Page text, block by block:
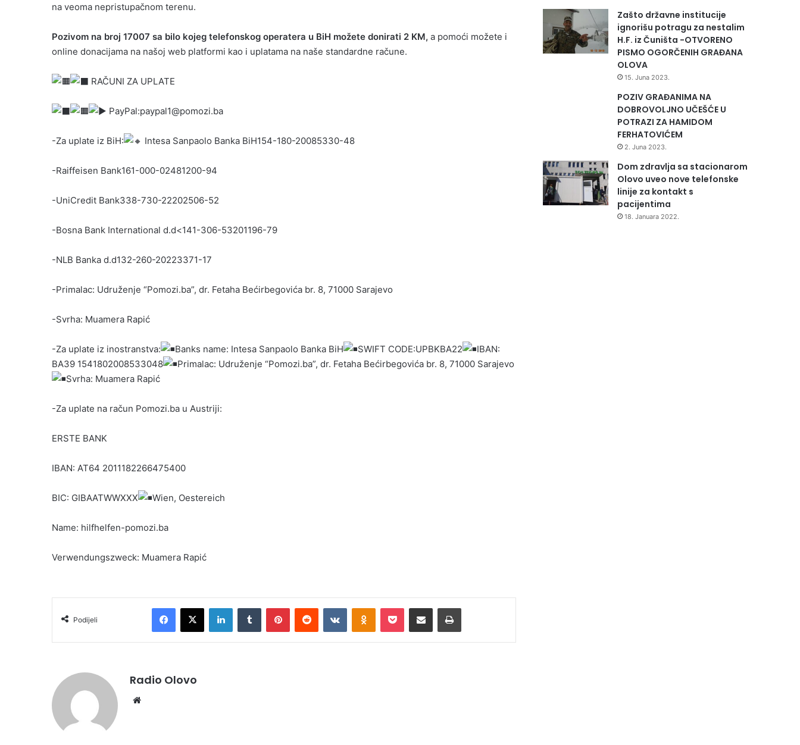
na veoma nepristupačnom terenu.
Pozivom na broj 17007 sa bilo kojeg telefonskog operatera u BiH možete donirati 2 KM, a pomoći možete i
online donacijama na našoj web platformi kao i uplatama na naše standardne račune.
RAČUNI ZA UPLATE
PayPal:paypal1@pomozi.ba
-Za uplate iz BiH: Intesa Sanpaolo Banka BiH154-180-20085330-48
-Raiffeisen Bank161-000-02481200-94
-UniCredit Bank338-730-22202506-52
-Bosna Bank International d.d<141-306-53201196-79
-NLB Banka d.d132-260-20223371-17
-Primalac: Udruženje “Pomozi.ba”, dr. Fetaha Bećirbegovića br. 8, 71000 Sarajevo
-Svrha: Muamera Rapić
-Za uplate iz inostranstva: Banks name: Intesa Sanpaolo Banka BiH SWIFT CODE:UPBKBA22
IBAN:
BA39 1541802008533048
Primalac: Udruženje “Pomozi.ba”, dr. Fetaha Bećirbegovića br. 8, 71000 Sarajevo
Svrha: Muamera Rapić
-Za uplate na račun Pomozi.ba u Austriji:
ERSTE BANK
IBAN: AT64 2011182266475400
BIC: GIBAATWWXXX Wien, Oestereich
Name: hilfhelfen-pomozi.ba
Verwendungszweck: Muamera Rapić
Podijeli
Facebook
X LinkedInTumblr PinterestReddit VKontakteOdnoklassniki
Pocket Podijeli putem Emaila Print
Radio Olovo
Zašto državne institucije
ignorišu potragu za nestalim
H.F. iz Čuništa -OTVORENO
PISMO OGORČENIH GRAĐANA
OLOVA
15. Juna 2023.
POZIV GRAĐANIMA NA
DOBROVOLJNO UČEŠĆE U
POTRAZI ZA HAMIDOM
FERHATOVIĆEM
2. Juna 2023.
Dom zdravlja sa stacionarom
Olovo uveo nove telefonske
linije za kontakt s
pacijentima
18. Januara 2022.